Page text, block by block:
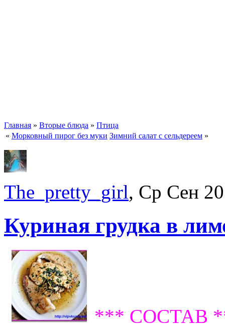
Главная » Вторые блюда » Птица
« Морковный пирог без муки Зимний салат с сельдереем »
The_pretty_girl, Ср Сен
Куриная грудка в
*** СОСТАВ